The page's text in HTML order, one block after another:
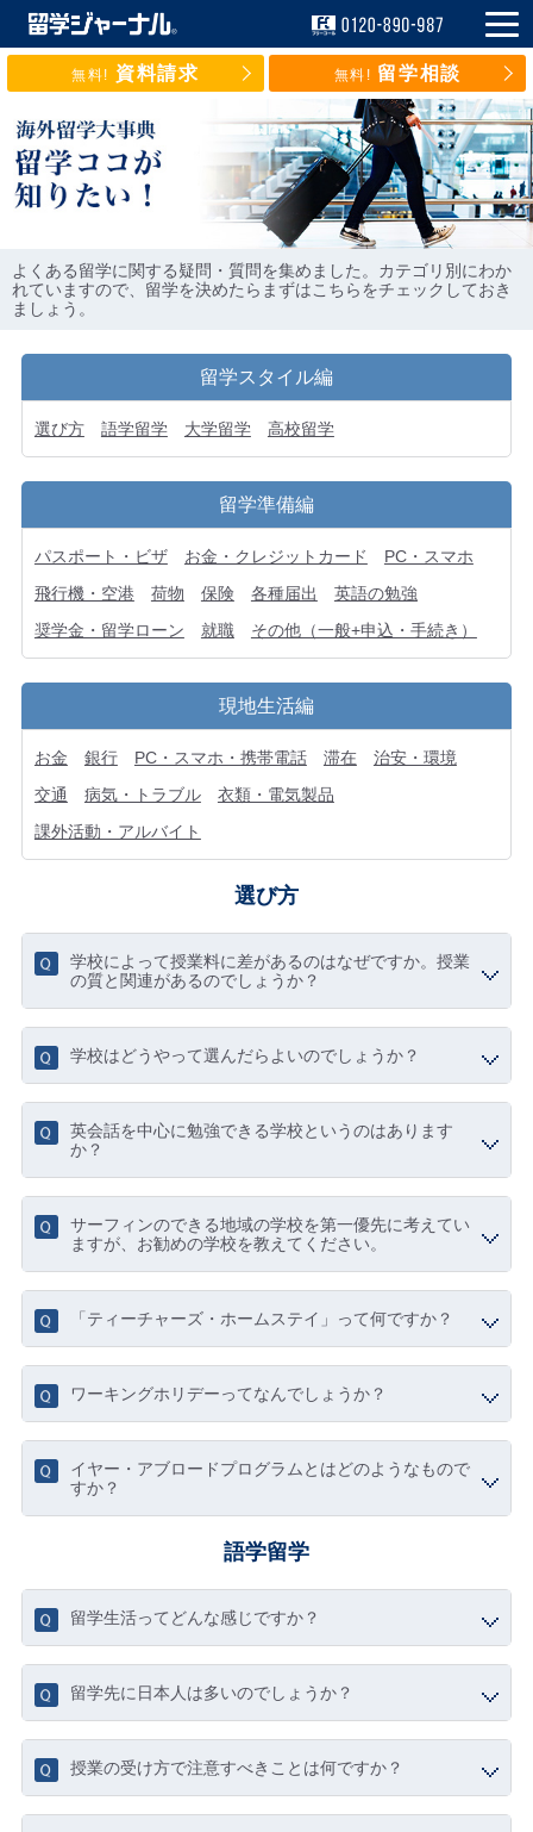
無料! 資料請求 無料! 留学相談
よくある留学に関する疑問・質問を集めました。カテゴリ別にわか
れていますので、留学を決めたらまずはこちらをチェックしておき
ましょう。
留学スタイル編
選び方 語学留学 大学留学 高校留学
留学準備編
パスポート・ビザ お金・クレジットカード
PC・スマホ
飛行機・空港
荷物 保険 各種届出
英語の勉強
奨学金・留学ローン
就職 その他（一般+申込・手続き）
現地生活編
お金 銀行 PC・スマホ・携帯電話 滞在
治安・環境
交通
病気・トラブル
衣類・電気製品
課外活動・アルバイト
選び方
学校によって授業料に差があるのはなぜですか。授業
の質と関連があるのでしょうか？
学校はどうやって選んだらよいのでしょうか？
英会話を中心に勉強できる学校というのはあります
か？
サーフィンのできる地域の学校を第一優先に考えてい
ますが、お勧めの学校を教えてください。
「ティーチャーズ・ホームステイ」って何ですか？
ワーキングホリデーってなんでしょうか？
イヤー・アブロードプログラムとはどのようなもので
すか？
語学留学
留学生活ってどんな感じですか？
留学先に日本人は多いのでしょうか？
授業の受け方で注意すべきことは何ですか？